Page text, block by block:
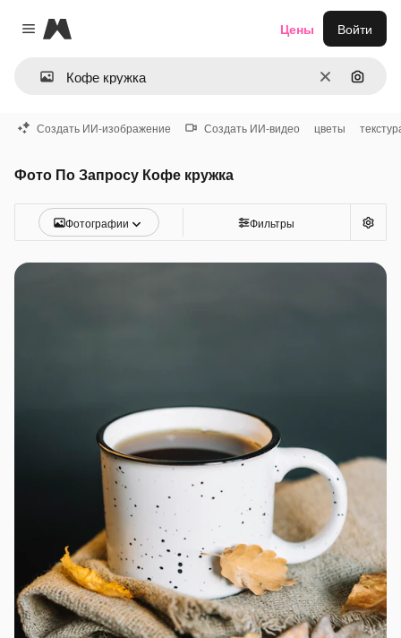
Close menu
Magnific
ОчиститьПоиск
Цены Войти
Создать ИИ-изображение Создать ИИ-видео цветы
Фото По Запросу Кофе кружка
Фотографии Фильтры